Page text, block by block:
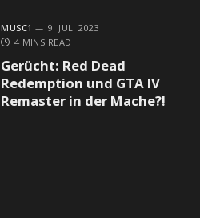
MUSC1
9. JULI 2023
4 MINS READ
Gerücht: Red Dead
Redemption und GTA IV
Remaster in der Mache?!